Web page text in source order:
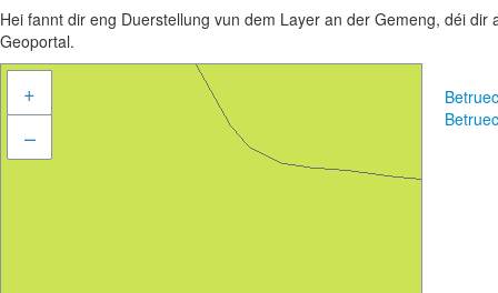
Hei fannt dir eng Duerstellung vun dem Layer an der Gemeng, déi
Geoportal.
+
–